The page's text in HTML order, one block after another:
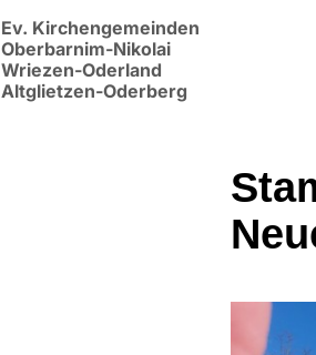
Ev. Kirchengemeinden
Oberbarnim-Nikolai
Wriezen-Oderland
Altglietzen-Oderberg